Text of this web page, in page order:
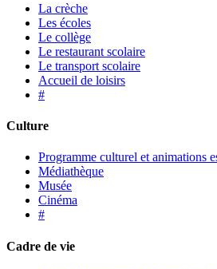
La crèche
Les écoles
Le collège
Le restaurant scolaire
Le transport scolaire
Accueil de loisirs
#
Culture
Programme culturel et animations
Médiathèque
Musée
Cinéma
#
Cadre de vie